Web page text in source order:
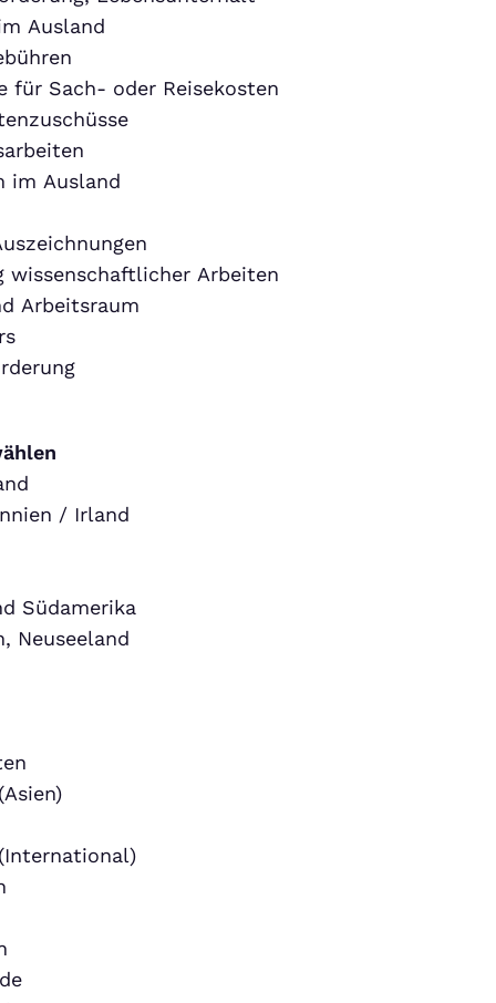
Ausland
für Sach- oder Reisekosten
im Ausland
wissenschaftlicher Arbeiten
Arbeitsraum
/ Irland
Südamerika
Neuseeland